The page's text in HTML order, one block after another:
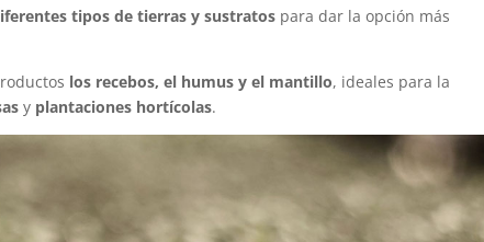
tipos de tierras y sustratos para dar la opción más
los recebos, el humus y el mantillo, ideales para la
y plantaciones hortícolas.